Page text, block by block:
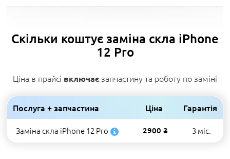
Скільки коштує заміна скла iPhone
12 Pro
Ціна в прайсі включає запчастину та роботу по заміні
Послуга + запчастина Ціна Гарантія
Заміна скла iPhone 12 Pro 2900 ₴ 3 міс.